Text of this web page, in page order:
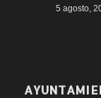
5 agosto,